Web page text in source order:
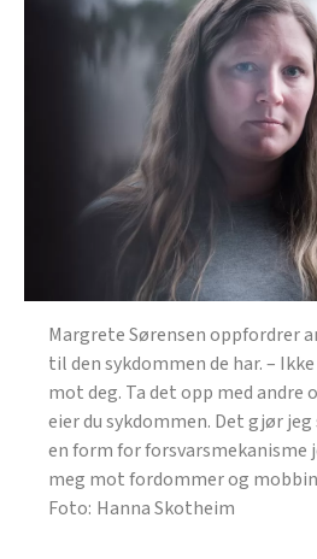
Margrete Sørensen oppfordrer
til den sykdommen de har. –
mot deg. Ta det opp med andre
eier du sykdommen. Det gjør
en form for forsvarsmekanisme
meg mot fordommer og
Hanna Skotheim